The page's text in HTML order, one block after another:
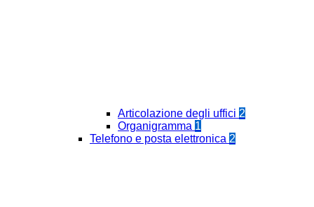
Articolazione degli uffici 2
Organigramma 1
Telefono e posta elettronica 2